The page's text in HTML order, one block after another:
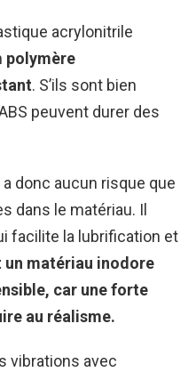
acrylonitrile
polymère
. S’ils sont bien
peuvent durer des
a donc aucun risque que
dans le matériau. Il
facilite la lubrification et
un matériau inodore
car une forte
au réalisme.
vibrations avec